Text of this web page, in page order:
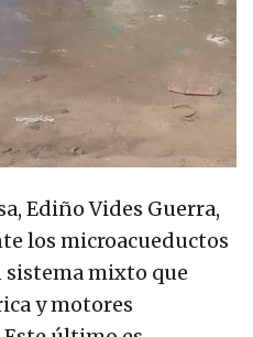
Ediño Vides Guerra,
los microacueductos
mixto que
y motores